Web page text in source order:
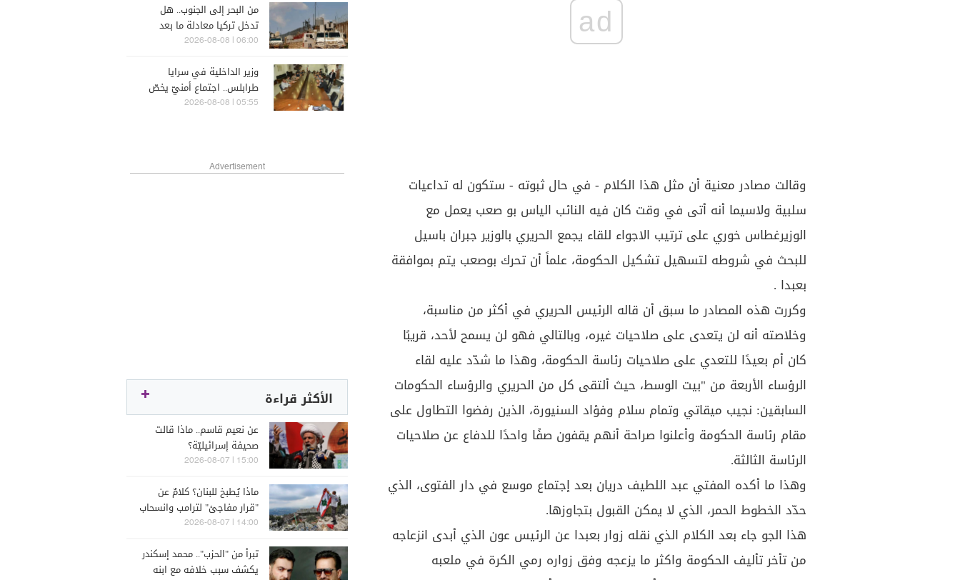
ad
وقالت مصادر معنية أن مثل هذا الكلام - في حال ثبوته - ستكون له تداعيات
سلبية ولاسيما أنه أتى في وقت كان فيه النائب الياس بو صعب يعمل مع
الوزيرغطاس خوري على ترتيب الاجواء للقاء يجمع الحريري بالوزير جبران باسيل
للبحث في شروطه لتسهيل تشكيل الحكومة، علماً أن تحرك بوصعب يتم بموافقة
بعبدا .
وكررت هذه المصادر ما سبق أن قاله الرئيس الحريري في أكثر من مناسبة،
وخلاصته أنه لن يتعدى على صلاحيات غيره، وبالتالي فهو لن يسمح لأحد، قريبًا
كان أم بعيدًا للتعدي على صلاحيات رئاسة الحكومة، وهذا ما شدّد عليه لقاء
الرؤساء الأربعة من "بيت الوسط، حيث ألتقى كل من الحريري والرؤساء الحكومات
السابقين: نجيب ميقاتي وتمام سلام وفؤاد السنيورة، الذين رفضوا التطاول على
مقام رئاسة الحكومة وأعلنوا صراحة أنهم يقفون صفًا واحدًا للدفاع عن صلاحيات
الرئاسة الثالثة.
وهذا ما أكده المفتي عبد اللطيف دريان بعد إجتماع موسع في دار الفتوى، الذي
حدّد الخطوط الحمر، الذي لا يمكن القبول بتجاوزها.
هذا الجو جاء بعد الكلام الذي نقله زوار بعبدا عن الرئيس عون الذي أبدى انزعاجه
من تأخر تأليف الحكومة واكثر ما يزعجه وفق زواره رمي الكرة في ملعبه
من البحر إلى الجنوب.. هل
تدخل تركيا معادلة ما بعد
اليونيفيل؟
06:00 | 2026-08-08
وزير الداخلية في سرايا
طرابلس.. اجتماع أمنيّ يخصّ
الشمال
05:55 | 2026-08-08
Advertisement
الأكثر قراءة
عن نعيم قاسم.. ماذا قالت
صحيفة إسرائيليّة؟
15:00 | 2026-08-07
ماذا يُطبخ للبنان؟ كلامٌ عن
"قرار مفاجئ" لترامب وانسحاب
إسرائيل
14:00 | 2026-08-07
تبرأ من "الحزب".. محمد إسكندر
يكشف سبب خلافه مع ابنه